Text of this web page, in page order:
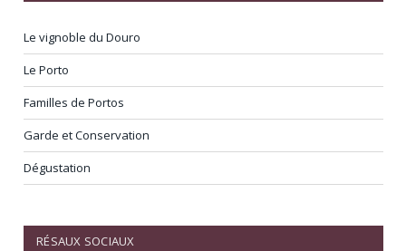
Le vignoble du Douro
Le Porto
Familles de Portos
Garde et Conservation
Dégustation
RÉSAUX SOCIAUX